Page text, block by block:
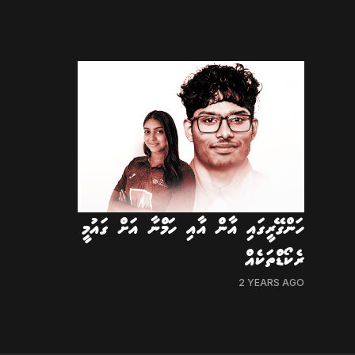
ހަންގޭރީގައި އާން އާއި ހަމްނާ އަށް ގައުމީ
ރެކޯޑްތަކެއް
2 YEARS AGO